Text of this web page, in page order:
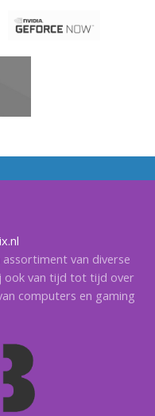
van diverse
ook van tijd tot tijd over
computers en gaming